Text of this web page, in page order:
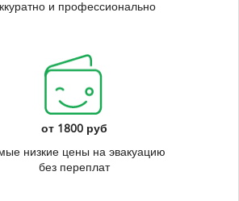
и профессионально
от 1800 руб
низкие цены на эвакуацию
без переплат